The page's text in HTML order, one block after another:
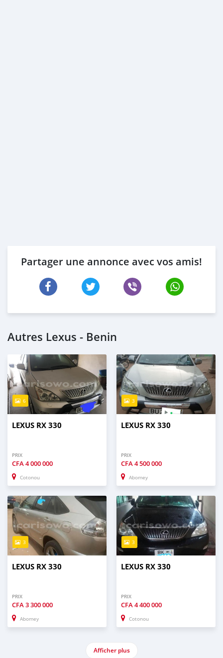
Partager une annonce avec vos amis!
Autres Lexus - Benin
6
LEXUS RX 330
PRIX
CFA4 000 000
Cotonou
3
LEXUS RX 330
PRIX
CFA4 500 000
Abomey
3
LEXUS RX 330
PRIX
CFA3 300 000
Abomey
3
LEXUS RX 330
PRIX
CFA4 400 000
Cotonou
Afficher plus